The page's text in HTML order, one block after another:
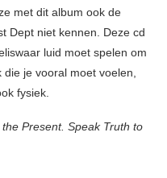
met dit album ook de
Dept niet kennen. Deze cd
luid moet spelen om
je vooral moet voelen,
fysiek.
Present. Speak Truth to